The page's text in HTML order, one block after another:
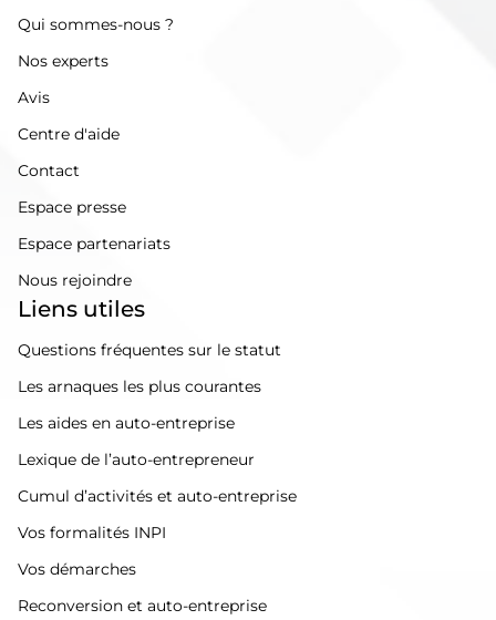
Qui sommes-nous ?
Nos experts
Avis
Centre d'aide
Contact
Espace presse
Espace partenariats
Nous rejoindre
Liens utiles
Questions fréquentes sur le statut
Les arnaques les plus courantes
Les aides en auto-entreprise
Lexique de l’auto-entrepreneur
Cumul d’activités et auto-entreprise
Vos formalités INPI
Vos démarches
Reconversion et auto-entreprise